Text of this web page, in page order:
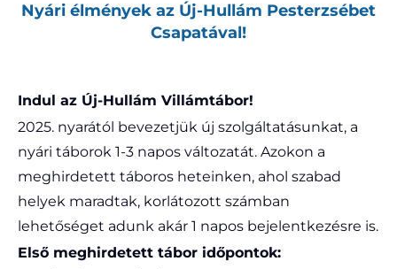
Nyári élmények az Új-Hullám Pesterzsébet
Csapatával!
Indul az Új-Hullám Villámtábor!
2025. nyarától bevezetjük új szolgáltatásunkat, a
nyári táborok 1-3 napos változatát. Azokon a
meghirdetett táboros heteinken, ahol szabad
helyek maradtak, korlátozott számban
lehetőséget adunk akár 1 napos bejelentkezésre is.
Első meghirdetett tábor időpontok: